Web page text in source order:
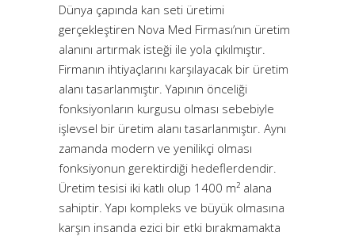
Dünya çapında kan seti üretimi
gerçekleştiren Nova Med Firması’nın üretim
alanını artırmak isteği ile yola çıkılmıştır.
Firmanın ihtiyaçlarını karşılayacak bir üretim
alanı tasarlanmıştır. Yapının önceliği
fonksiyonların kurgusu olması sebebiyle
işlevsel bir üretim alanı tasarlanmıştır. Aynı
zamanda modern ve yenilikçi olması
fonksiyonun gerektirdiği hedeflerdendir.
Üretim tesisi iki katlı olup 1400 m² alana
sahiptir. Yapı kompleks ve büyük olmasına
karşın insanda ezici bir etki bırakmamakta